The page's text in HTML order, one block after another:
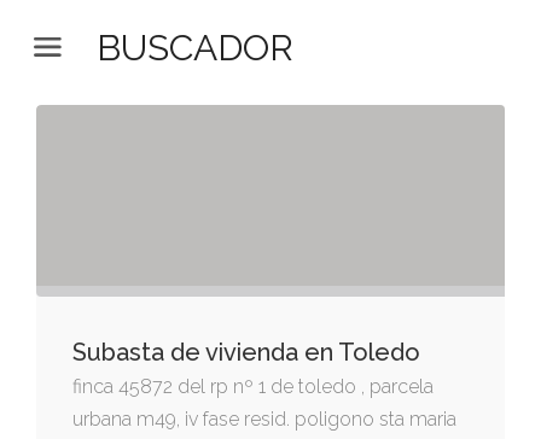
BUSCADOR
Subasta de vivienda en Toledo
finca 45872 del rp nº 1 de toledo , parcela
urbana m49, iv fase resid. poligono sta maria